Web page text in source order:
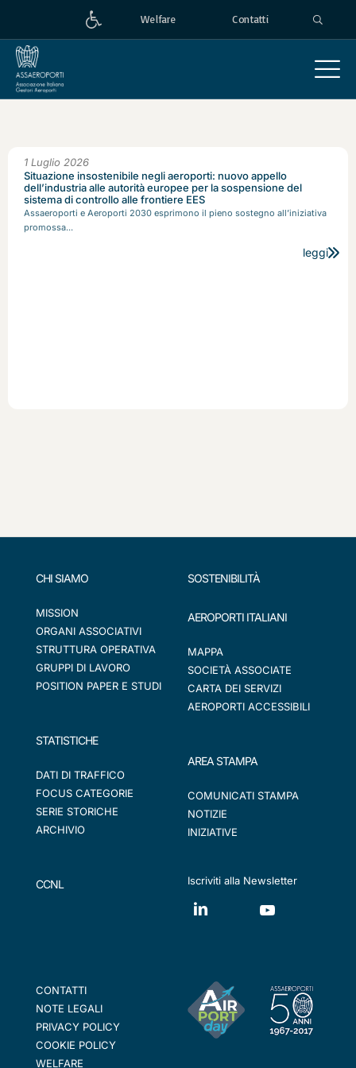
Welfare Contatti
1 Luglio 2026
Situazione insostenibile negli aeroporti: nuovo appello
dell’industria alle autorità europee per la sospensione del
sistema di controllo alle frontiere EES
Assaeroporti e Aeroporti 2030 esprimono il pieno sostegno all’iniziativa
promossa...
leggi
CHI SIAMO
MISSION
ORGANI ASSOCIATIVI
STRUTTURA OPERATIVA
GRUPPI DI LAVORO
POSITION PAPER E STUDI
STATISTICHE
DATI DI TRAFFICO
FOCUS CATEGORIE
SERIE STORICHE
ARCHIVIO
CCNL
SOSTENIBILITÀ
AEROPORTI ITALIANI
MAPPA
SOCIETÀ ASSOCIATE
CARTA DEI SERVIZI
AEROPORTI ACCESSIBILI
AREA STAMPA
COMUNICATI STAMPA
NOTIZIE
INIZIATIVE
Iscriviti alla Newsletter
CONTATTI
NOTE LEGALI
PRIVACY POLICY
COOKIE POLICY
WELFARE